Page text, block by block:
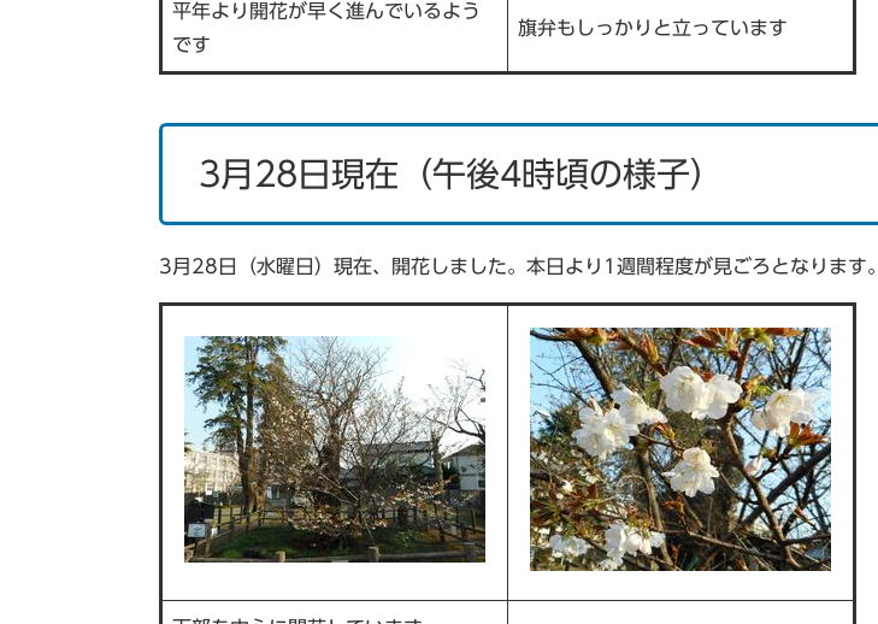
平年より開花が早く進んでいるよう
です
旗弁もしっかりと立っています
3月28日現在（午後4時頃の様子）
3月28日（水曜日）現在、開花しました。本日より1週間程度が見ごろとなります。